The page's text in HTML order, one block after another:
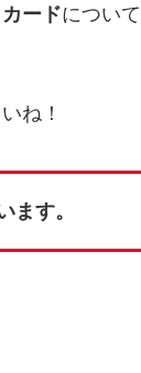
ードについて
ね！
ます。